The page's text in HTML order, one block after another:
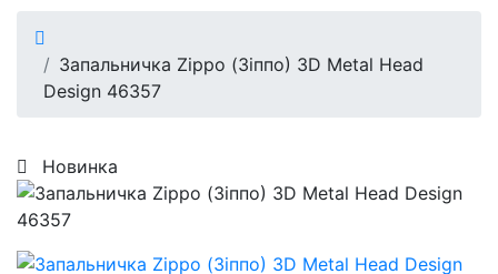
Запальничка Zippo (Зіппо) 3D Metal Head
Design 46357
Новинка